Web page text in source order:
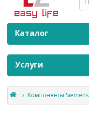
Каталог
Услуги
Компоненты Siemens